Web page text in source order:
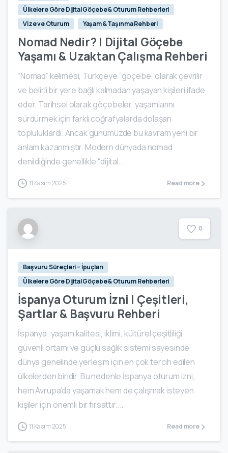
Ülkelere Göre Dijital Göçebe & Oturum Rehberleri
Vize ve Oturum
Yaşam & Taşınma Rehberi
Nomad Nedir? | Dijital Göçebe
Yaşamı & Uzaktan Çalışma Rehberi
“Nomad” kelimesi, Türkçeye “göçebe” olarak çevrilir
ve belirli bir yere bağlı kalmadan yaşayan kişileri ifade
eder. Tarihsel olarak göçebeler, yaşamlarını
sürdürmek için farklı coğrafyalarda dolaşan
topluluklardı. Ancak günümüzde bu kavram yeni bir
anlam kazanmıştır. Modern dünyada nomad
denildiğinde genellikle “dijital...
11 Kasım 2025 Read more
0
Başvuru Süreçleri – İpuçları
Ülkelere Göre Dijital Göçebe & Oturum Rehberleri
İspanya Oturum İzni | Çeşitleri,
Şartlar & Başvuru Rehberi
İspanya; yaşam kalitesi, iklimi, kültürel çeşitliliği,
güvenli ortamı ve güçlü sağlık sistemi sayesinde
dünya genelinde yerleşim için en çok tercih edilen
ülkelerden biridir. Bu nedenle İspanya oturum izni,
hem Avrupa’da yaşamak hem de çalışmak isteyen
kişiler için önemli bir fırsattır....
11 Kasım 2025 Read more